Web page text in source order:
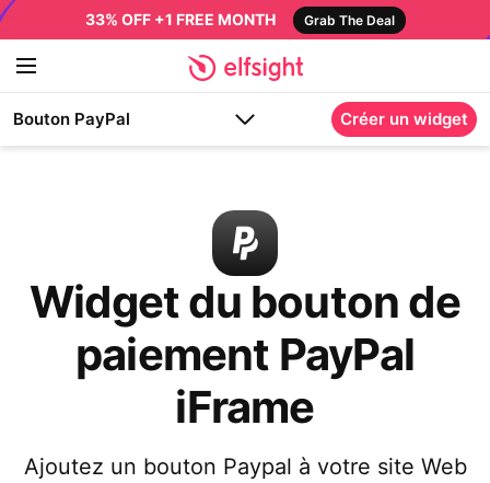
33% OFF +1 FREE MONTH Grab The Deal
Bouton PayPal Créer un widget
Widget du bouton de
paiement PayPal
iFrame
Ajoutez un bouton Paypal à votre site Web